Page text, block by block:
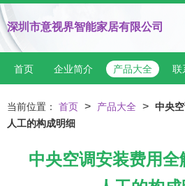
深圳市意视界智能家居有限公司
首页 企业简介 产品大全 联
当前位置： 首页 > 产品大全 > 中央
人工的构成明细
中央空调安装费用全